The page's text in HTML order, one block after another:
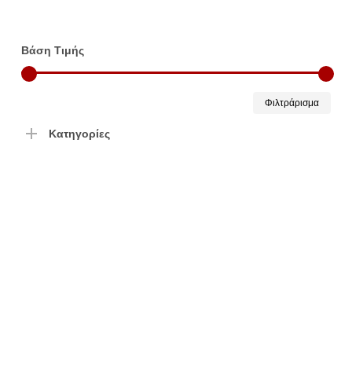
Βάση Τιμής
Φιλτράρισμα
Κατηγορίες